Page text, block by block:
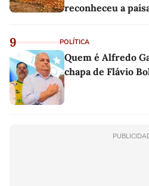
reconheceu a
9 POLÍTICA
Quem é Alfredo
chapa de Flávio